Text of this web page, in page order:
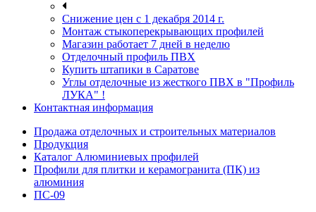
Снижение цен с 1 декабря 2014 г.
Монтаж стыкоперекрывающих профилей
Магазин работает 7 дней в неделю
Отделочный профиль ПВХ
Купить штапики в Саратове
Углы отделочные из жесткого ПВХ в "Профиль
ЛУКА" !
Контактная информация
Продажа отделочных и строительных материалов
Продукция
Каталог Алюминиевых профилей
Профили для плитки и керамогранита (ПК) из
алюминия
ПС-09